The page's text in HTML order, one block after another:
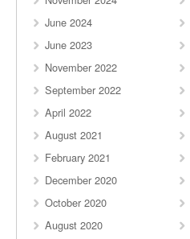
June 2024
June 2023
November 2022
September 2022
April 2022
August 2021
February 2021
December 2020
October 2020
August 2020